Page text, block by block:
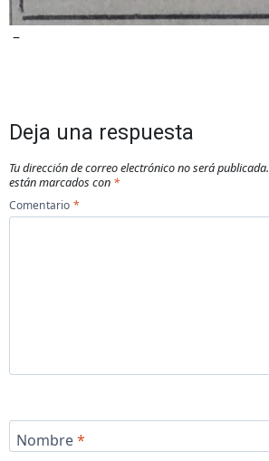
–
Deja una respuesta
Tu dirección de correo electrónico no será publicada.
están marcados con *
Comentario *
Nombre*